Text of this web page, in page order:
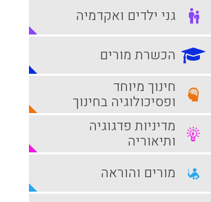
גני ילדים ואקדמיה
הכשרת מורים
חינוך מיוחד
ופסיכולוגיה בחינוך
מדיניות פדגוגיה
ותיאוריה
מורים והוראה